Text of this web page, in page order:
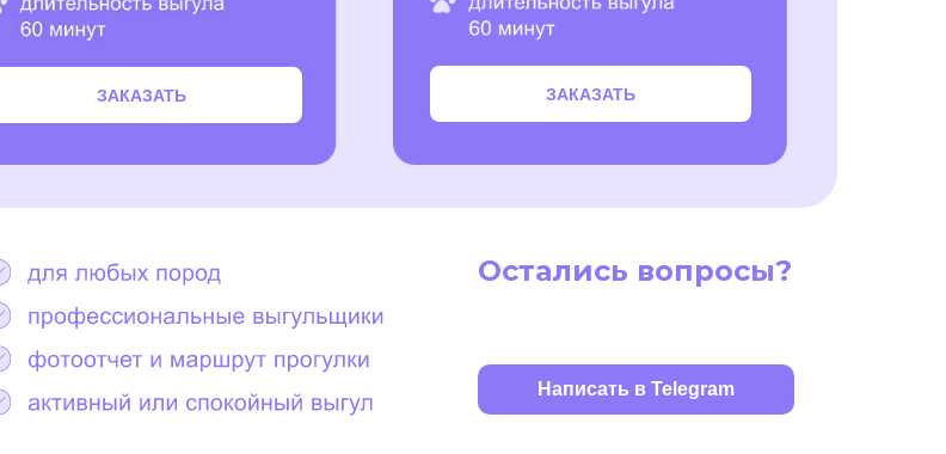
ЗАКАЗАТЬ ЗАКАЗАТЬ
Написать в Telegram
Остались вопросы?